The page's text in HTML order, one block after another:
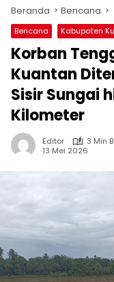
Beranda Bencana
Bencana Kabupaten
Korban
Kuantan
Sisir Sungai
Kilometer
Editor
3 Min
13 Mei 2026